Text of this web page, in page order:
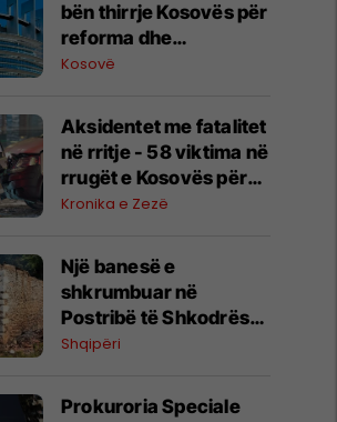
bën thirrje Kosovës për
reforma dhe
institucione
Kosovë
Aksidentet me fatalitet
në rritje - 58 viktima në
rrugët e Kosovës për
shtatë muaj
Kronika e Zezë
Një banesë e
shkrumbuar në
Postribë të Shkodrës,
dyshohet për një fëmijë
Shqipëri
Prokuroria Speciale